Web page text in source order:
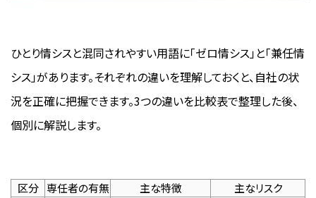
ひとり情シスと混同されやすい用語に「ゼロ情シス」と「兼任情
シス」があります。それぞれの違いを理解しておくと、自社の状
況を正確に把握できます。3つの違いを比較表で整理した後、
個別に解説します。
区分 専任者の有無 主な特徴 主なリスク